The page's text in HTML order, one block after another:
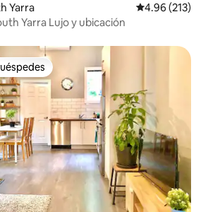
Yarra Calificación
4.96 (213)
Yarra Lujo y ubicación
entre huéspedes